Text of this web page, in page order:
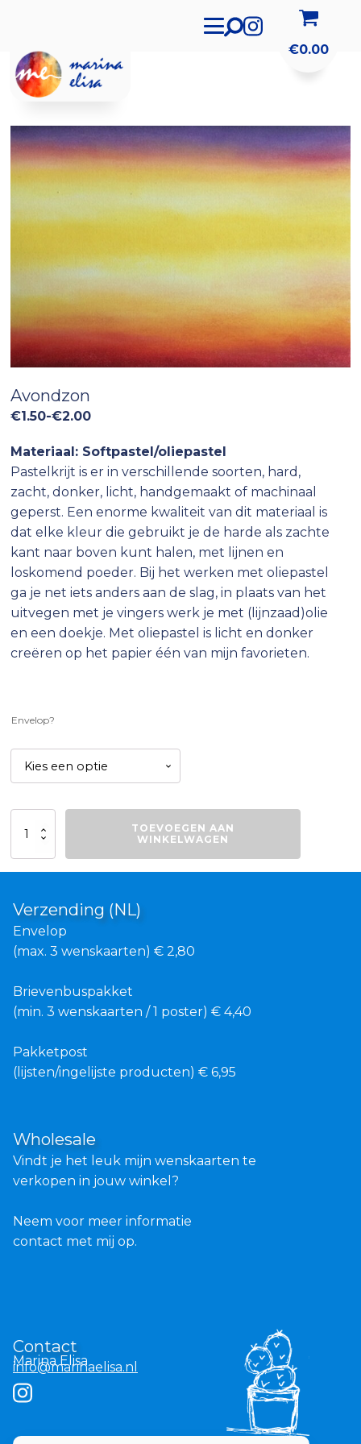
€0.00
Avondzon
€1.50-€2.00
Prijsklasse:
tot
€2.00
Materiaal: Softpastel/oliepastel
Pastelkrijt is er in verschillende soorten, hard,
zacht, donker, licht, handgemaakt of machinaal
geperst. Een enorme kwaliteit van dit materiaal is
dat elke kleur die gebruikt je de harde als zachte
kant naar boven kunt halen, met lijnen en
loskomend poeder. Bij het werken met oliepastel
ga je net iets anders aan de slag, in plaats van het
uitvegen met je vingers werk je met (lijnzaad)olie
en een doekje. Met oliepastel is licht en donker
creëren op het papier één van mijn favorieten.
Envelop?
aantal
TOEVOEGEN AAN
WINKELWAGEN
Verzending (NL)
Envelop
(max. 3 wenskaarten) € 2,80
Brievenbuspakket
(min. 3 wenskaarten / 1 poster) € 4,40
Pakketpost
(lijsten/ingelijste producten) € 6,95
Wholesale
Vindt je het leuk mijn wenskaarten te
verkopen in jouw winkel?
Neem voor meer informatie
contact met mij op.
Contact
Marina Elisa
info@marinaelisa.nl